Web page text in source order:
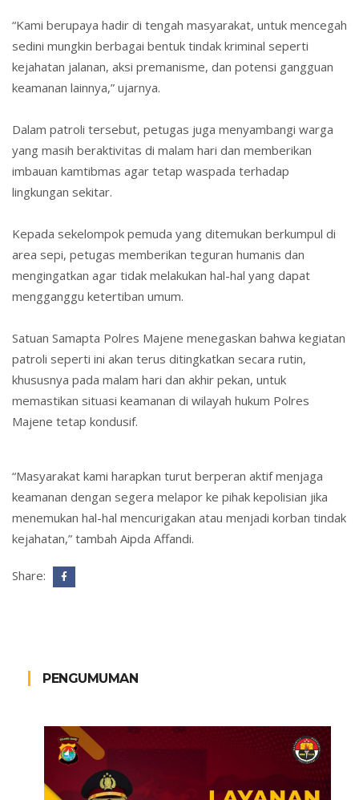
“Kami berupaya hadir di tengah masyarakat, untuk mencegah
sedini mungkin berbagai bentuk tindak kriminal seperti
kejahatan jalanan, aksi premanisme, dan potensi gangguan
keamanan lainnya,” ujarnya.
Dalam patroli tersebut, petugas juga menyambangi warga
yang masih beraktivitas di malam hari dan memberikan
imbauan kamtibmas agar tetap waspada terhadap
lingkungan sekitar.
Kepada sekelompok pemuda yang ditemukan berkumpul di
area sepi, petugas memberikan teguran humanis dan
mengingatkan agar tidak melakukan hal-hal yang dapat
mengganggu ketertiban umum.
Satuan Samapta Polres Majene menegaskan bahwa kegiatan
patroli seperti ini akan terus ditingkatkan secara rutin,
khususnya pada malam hari dan akhir pekan, untuk
memastikan situasi keamanan di wilayah hukum Polres
Majene tetap kondusif.
“Masyarakat kami harapkan turut berperan aktif menjaga
keamanan dengan segera melapor ke pihak kepolisian jika
menemukan hal-hal mencurigakan atau menjadi korban tindak
kejahatan,” tambah Aipda Affandi.
Share:
PENGUMUMAN